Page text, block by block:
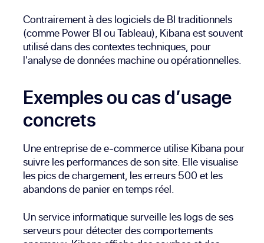
Contrairement à des logiciels de BI traditionnels
(comme Power BI ou Tableau), Kibana est souvent
utilisé dans des contextes techniques, pour
l'analyse de données machine ou opérationnelles.
Exemples ou cas d’usage
concrets
Une entreprise de e-commerce utilise Kibana pour
suivre les performances de son site. Elle visualise
les pics de chargement, les erreurs 500 et les
abandons de panier en temps réel.
Un service informatique surveille les logs de ses
serveurs pour détecter des comportements